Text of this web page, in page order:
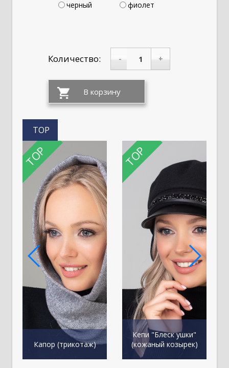
черный фиолет
Количество: - +
TOP
TOP
Капор (трикотаж)
TOP
Кепи "Блеск ушки"
(кожаный козырек)